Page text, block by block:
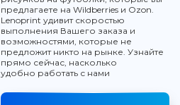
предлагаете на Wildberries и Ozon.
Lenoprint удивит скоростью
выполнения Вашего заказа и
возможностями, которые не
предложит никто на рынке. Узнайте
прямо сейчас, насколько
удобно работать с нами